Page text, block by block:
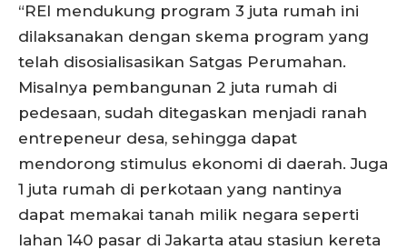
“REI mendukung program 3 juta rumah ini
dilaksanakan dengan skema program yang
telah disosialisasikan Satgas Perumahan.
Misalnya pembangunan 2 juta rumah di
pedesaan, sudah ditegaskan menjadi ranah
entrepeneur desa, sehingga dapat
mendorong stimulus ekonomi di daerah. Juga
1 juta rumah di perkotaan yang nantinya
dapat memakai tanah milik negara seperti
lahan 140 pasar di Jakarta atau stasiun kereta